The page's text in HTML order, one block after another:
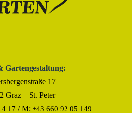
Gartengestaltung:
17
Graz – St. Peter
17 / M: +43 660 92 05 149